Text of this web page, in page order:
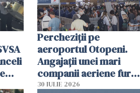
Percheziții pe
aeroportul Otopeni.
Angajații unei mari
companii aeriene furau
parfumuri, ceasuri și
30 IULIE 2026